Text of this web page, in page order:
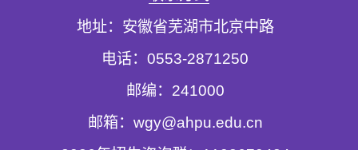
地址：安徽省芜湖市北京中路
电话：0553-2871250
邮编：241000
邮箱：wgy@ahpu.edu.cn